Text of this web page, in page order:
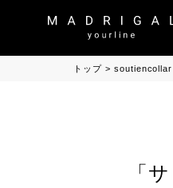
トップ soutiencollar
「